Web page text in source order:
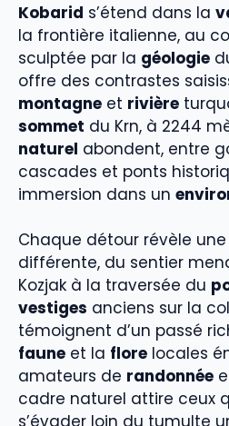
Kobarid s’étend dans la
la frontière italienne, au
sculptée par la géologie
offre des contrastes
montagne et rivière
sommet du Krn, à 2244
naturel abondent, entre
cascades et ponts
immersion dans un
Chaque détour révèle une
différente, du sentier
Kozjak à la traversée du
vestiges anciens sur la
témoignent d’un passé
faune et la flore locales
amateurs de randonnée
cadre naturel attire ceux